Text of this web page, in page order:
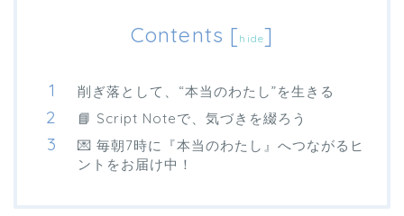
Contents [ hide]
削ぎ落として、“本当のわたし”を生きる
📘 Script Noteで、気づきを綴ろう
💌 毎朝7時に『本当のわたし』へつながるヒ
ントをお届け中！